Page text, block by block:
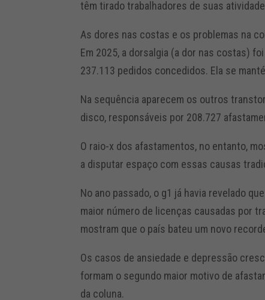
têm tirado trabalhadores de suas
As dores nas costas e os problemas na
Em 2025, a dorsalgia (a dor nas costas)
237.113 pedidos concedidos. Ela se
Na sequência aparecem os outros
disco, responsáveis por 208.727
O raio-x dos afastamentos, no entanto,
a disputar espaço com essas causas
No ano passado, o g1 já havia revelado
maior número de licenças causadas por
mostram que o país bateu um novo
Os casos de ansiedade e depressão
formam o segundo maior motivo de
da coluna.